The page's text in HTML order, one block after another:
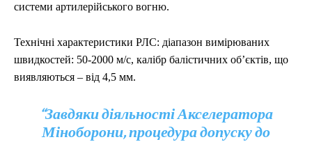
системи артилерійського вогню.
Технічні характеристики РЛС: діапазон вимірюваних
швидкостей: 50-2000 м/с, калібр балістичних об’єктів, що
виявляються – від 4,5 мм.
“Завдяки діяльності Акселератора
Міноборони, процедура допуску до